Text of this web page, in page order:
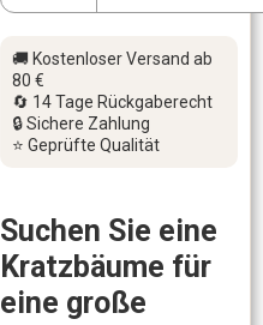
🚚 Kostenloser Versand ab
80 €
🔄 14 Tage Rückgaberecht
🔒 Sichere Zahlung
⭐ Geprüfte Qualität
Suchen Sie eine
Kratzbäume für
eine große